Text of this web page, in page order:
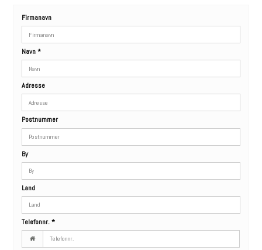
Firmanavn
Navn*
Adresse
Postnummer
By
Land
Telefonnr.*